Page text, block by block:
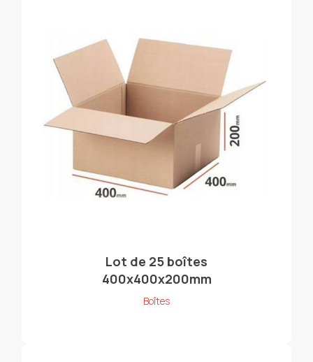
Lot de 25 boîtes
400x400x200mm
Boîtes